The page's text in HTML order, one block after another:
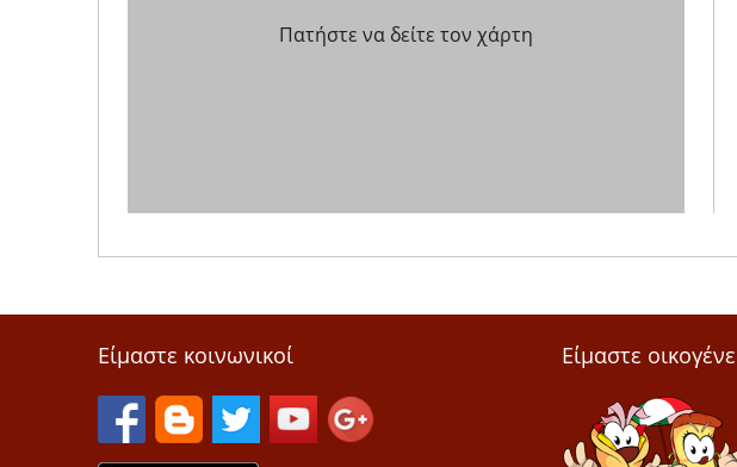
Πατήστε να δείτε τον χάρτη
Είμαστε κοινωνικοί Είμαστε